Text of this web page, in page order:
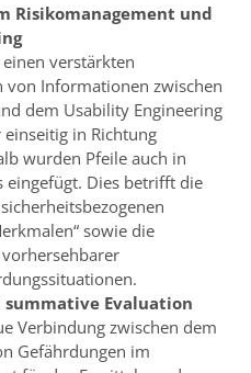
Risikomanagement und
verstärkten
von Informationen zwischen
dem Usability Engineering
in Richtung
wurden Pfeile auch in
eingefügt. Dies betrifft die
sowie die
Evaluation
Verbindung zwischen dem
Gefährdungen im